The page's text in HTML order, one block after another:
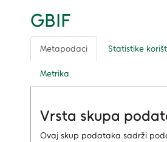
GBIF
Metapodaci Statistike
Metrika
Vrsta skupa
Ovaj skup podataka sadrži